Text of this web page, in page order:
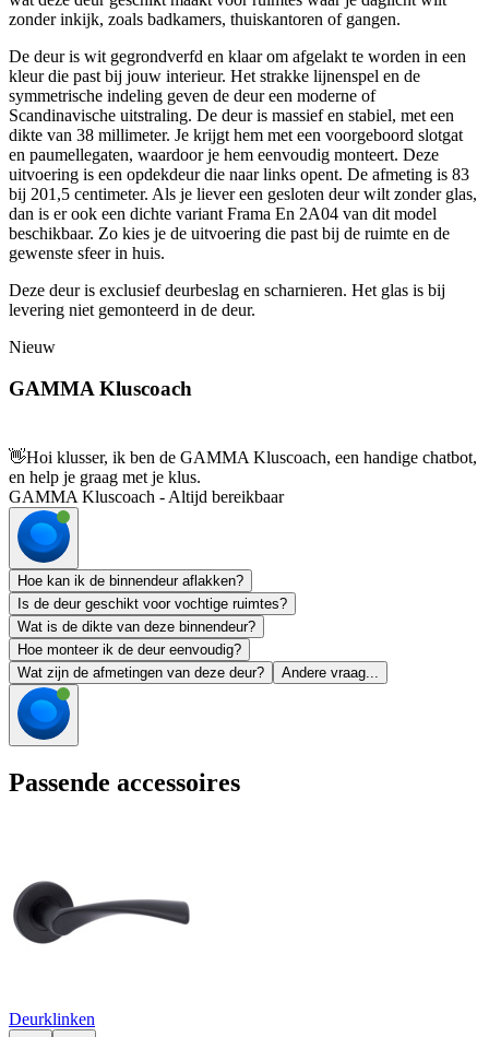
zonder inkijk, zoals badkamers, thuiskantoren of gangen.
De deur is wit gegrondverfd en klaar om afgelakt te worden in een
kleur die past bij jouw interieur. Het strakke lijnenspel en de
symmetrische indeling geven de deur een moderne of
Scandinavische uitstraling. De deur is massief en stabiel, met een
dikte van 38 millimeter. Je krijgt hem met een voorgeboord slotgat
en paumellegaten, waardoor je hem eenvoudig monteert. Deze
uitvoering is een opdekdeur die naar links opent. De afmeting is 83
bij 201,5 centimeter. Als je liever een gesloten deur wilt zonder glas,
dan is er ook een dichte variant Frama En 2A04 van dit model
beschikbaar. Zo kies je de uitvoering die past bij de ruimte en de
gewenste sfeer in huis.
Deze deur is exclusief deurbeslag en scharnieren. Het glas is bij
levering niet gemonteerd in de deur.
Nieuw
GAMMA Kluscoach
👋Hoi klusser, ik ben de GAMMA Kluscoach, een handige chatbot,
en help je graag met je klus.
GAMMA Kluscoach - Altijd bereikbaar
Hoe kan ik de binnendeur aflakken?
Is de deur geschikt voor vochtige ruimtes?
Wat is de dikte van deze binnendeur?
Hoe monteer ik de deur eenvoudig?
Wat zijn de afmetingen van deze deur?
Andere vraag...
Passende accessoires
Deurklinken